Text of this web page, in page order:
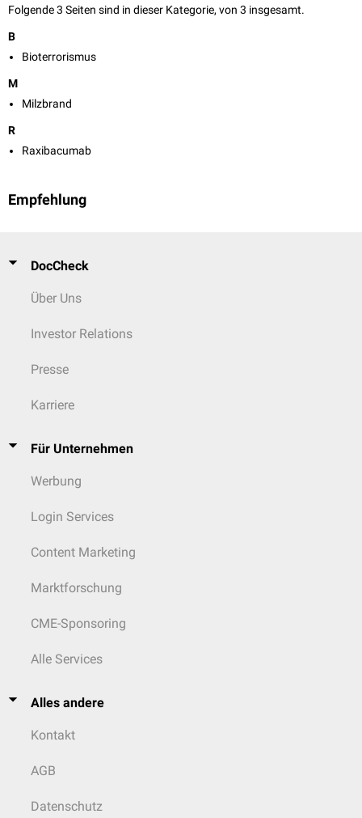
Folgende 3 Seiten sind in dieser Kategorie, von 3 insgesamt.
B
Bioterrorismus
M
Milzbrand
R
Raxibacumab
Empfehlung
DocCheck
Über Uns
Investor Relations
Presse
Karriere
Für Unternehmen
Werbung
Login Services
Content Marketing
Marktforschung
CME-Sponsoring
Alle Services
Alles andere
Kontakt
AGB
Datenschutz